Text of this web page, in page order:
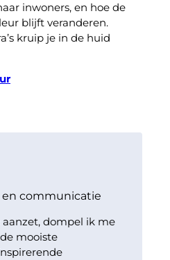
inwoners, en hoe de
blijft veranderen.
kruip je in de huid
communicatie
aanzet, dompel ik me
mooiste